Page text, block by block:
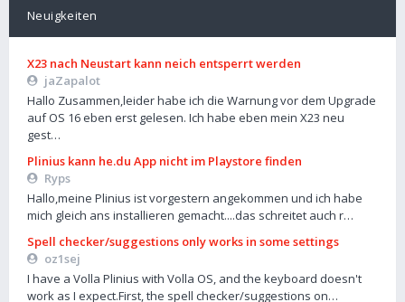
Neuigkeiten
X23 nach Neustart kann neich entsperrt werden
jaZapalot
Hallo Zusammen,leider habe ich die Warnung vor dem Upgrade
auf OS 16 eben erst gelesen. Ich habe eben mein X23 neu
gest…
Plinius kann he.du App nicht im Playstore finden
Ryps
Hallo,meine Plinius ist vorgestern angekommen und ich habe
mich gleich ans installieren gemacht....das schreitet auch r…
Spell checker/suggestions only works in some settings
oz1sej
I have a Volla Plinius with Volla OS, and the keyboard doesn't
work as I expect.First, the spell checker/suggestions on…